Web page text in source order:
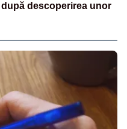
descoperirea unor